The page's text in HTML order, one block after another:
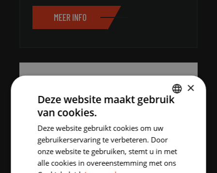
MEER INFO
×
Deze website maakt gebruik
van cookies.
Deze website gebruikt cookies om uw
gebruikerservaring te verbeteren. Door
onze website te gebruiken, stemt u in met
alle cookies in overeenstemming met ons